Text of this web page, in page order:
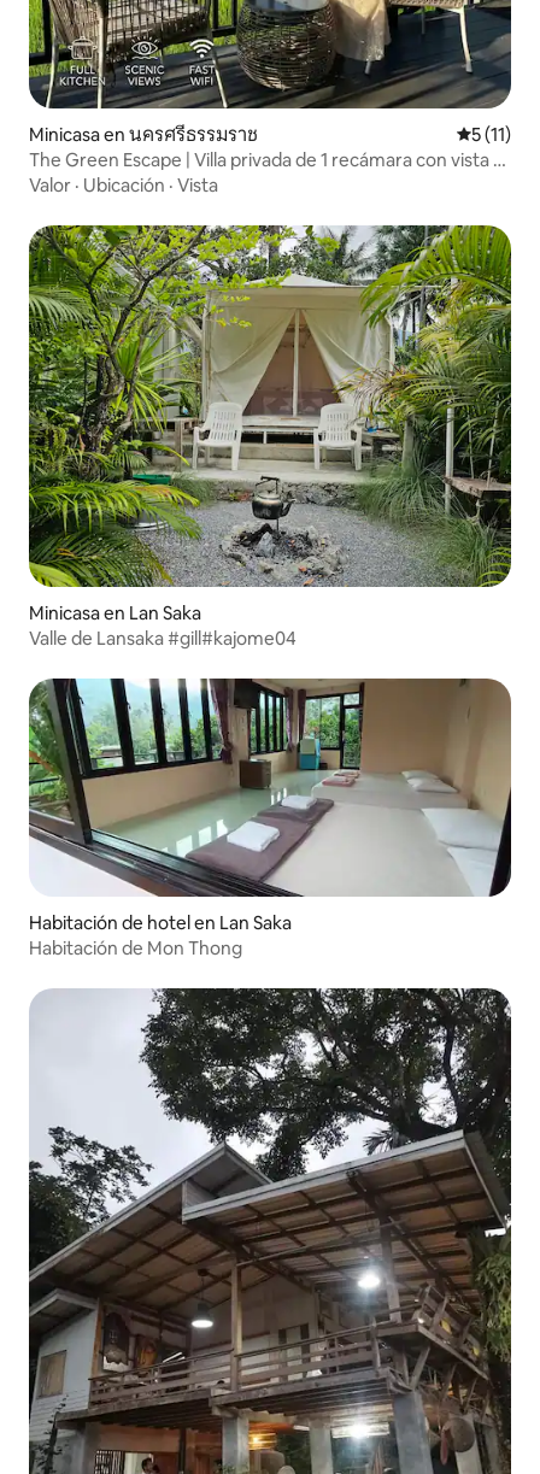
Minicasa en นครศรีธรรมราช
5 (11)
The Green Escape | Villa privada de 1 recámara con vista al
arrozal
Valor · Ubicación · Vista
Minicasa en Lan Saka
Valle de Lansaka #gill#kajome04
Habitación de hotel en Lan Saka
Habitación de Mon Thong